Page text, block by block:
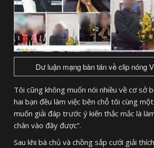
Dư luận mạng bàn tán về clip nóng
Tôi cũng không muốn nói nhiều về cơ sở
hai bạn đều làm việc bên chỗ tôi cùng
muốn giải đáp trước ý kiến thắc mắc là
chân vào đây được”.
Sau khi bà chủ và chồng sắp cưới giải